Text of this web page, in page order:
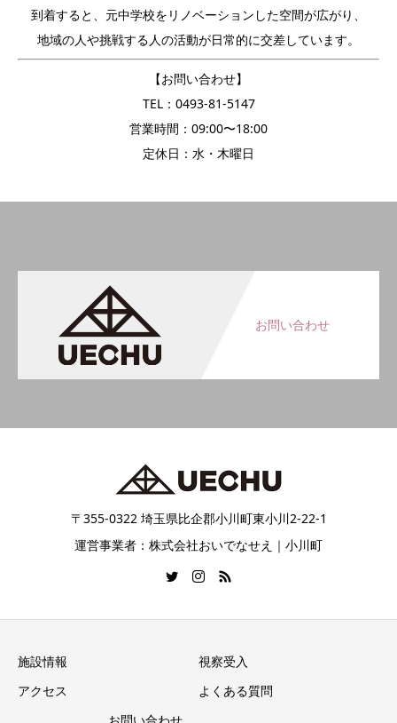
到着すると、元中学校をリノベーションした空間が広がり、
地域の人や挑戦する人の活動が日常的に交差しています。
【お問い合わせ】
TEL：0493-81-5147
営業時間：09:00〜18:00
定休日：水・木曜日
お問い合わせ
〒355-0322 埼玉県比企郡小川町東小川2-22-1
運営事業者：株式会社おいでなせえ｜小川町
施設情報
視察受入
アクセス
よくある質問
お問い合わせ